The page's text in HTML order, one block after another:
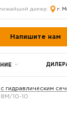
дилер: г.
Напишите нам
гидравлическим
10-10